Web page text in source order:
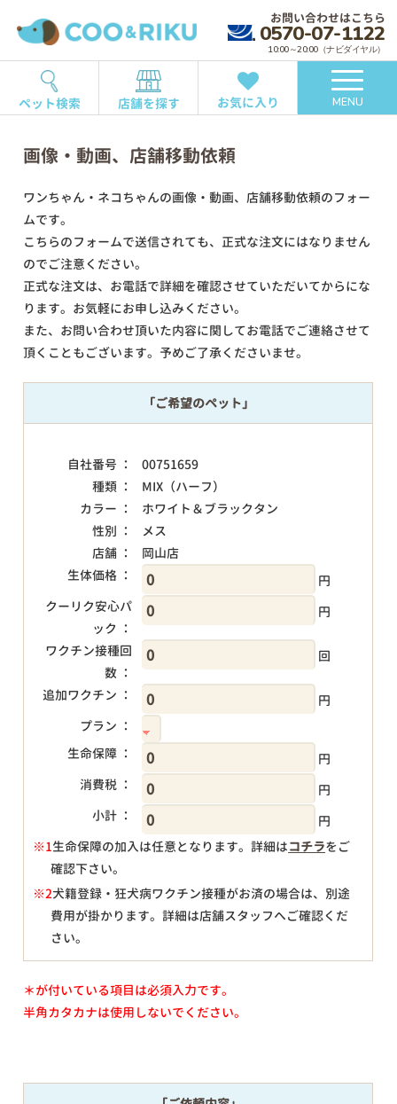
お問い合わせはこちら
0570-07-1122
10:00～20:00（ナビダイヤル）
ペット検索 店舗を探す お気に入り MENU
画像・動画、店舗移動依頼
ワンちゃん・ネコちゃんの画像・動画、店舗移動依頼のフォー
ムです。
こちらのフォームで送信されても、正式な注文にはなりません
のでご注意ください。
正式な注文は、お電話で詳細を確認させていただいてからにな
ります。お気軽にお申し込みください。
また、お問い合わせ頂いた内容に関してお電話でご連絡させて
頂くこともございます。予めご了承くださいませ。
「ご希望のペット」
自社番号 ：
00751659
種類 ：
MIX（ハーフ）
カラー ：
ホワイト＆ブラックタン
性別 ：
メス
店舗 ：
岡山店
生体価格 ：
円
クーリク安心パ
ック ：
円
ワクチン接種回
数 ：
回
追加ワクチン ：
円
プラン ：
生命保障 ：
円
消費税 ：
円
小計 ：
円
※1生命保障の加入は任意となります。詳細はコチラをご
確認下さい。
※2犬籍登録・狂犬病ワクチン接種がお済の場合は、別途
費用が掛かります。詳細は店舗スタッフへご確認くだ
さい。
＊が付いている項目は必須入力です。
半角カタカナは使用しないでください。